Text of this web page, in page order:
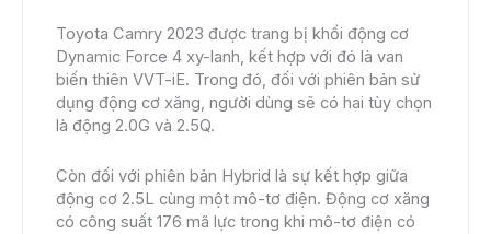
Toyota Camry 2023 được trang bị khối động cơ
Dynamic Force 4 xy-lanh, kết hợp với đó là van
biến thiên VVT-iE. Trong đó, đối với phiên bản sử
dụng động cơ xăng, người dùng sẽ có hai tùy chọn
là động 2.0G và 2.5Q.
Còn đối với phiên bản Hybrid là sự kết hợp giữa
động cơ 2.5L cùng một mô-tơ điện. Động cơ xăng
có công suất 176 mã lực trong khi mô-tơ điện có